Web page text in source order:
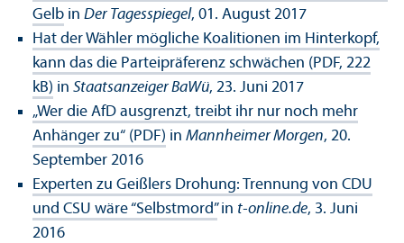
Gelb in Der Tagesspiegel, 01. August 2017
Hat der Wähler mögliche Koalitionen im Hinterkopf,
kann das die Parteipräferenz schwächen (PDF, 222
kB) in Staatsanzeiger BaWü, 23. Juni 2017
„Wer die AfD ausgrenzt, treibt ihr nur noch mehr
Anhänger zu“ (PDF) in Mannheimer Morgen, 20.
September 2016
Experten zu Geißlers Drohung: Trennung von CDU
und CSU wäre “Selbstmord”in t-online.de, 3. Juni
2016